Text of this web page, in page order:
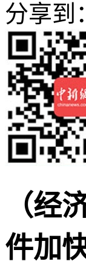
分享到：
（经
件加